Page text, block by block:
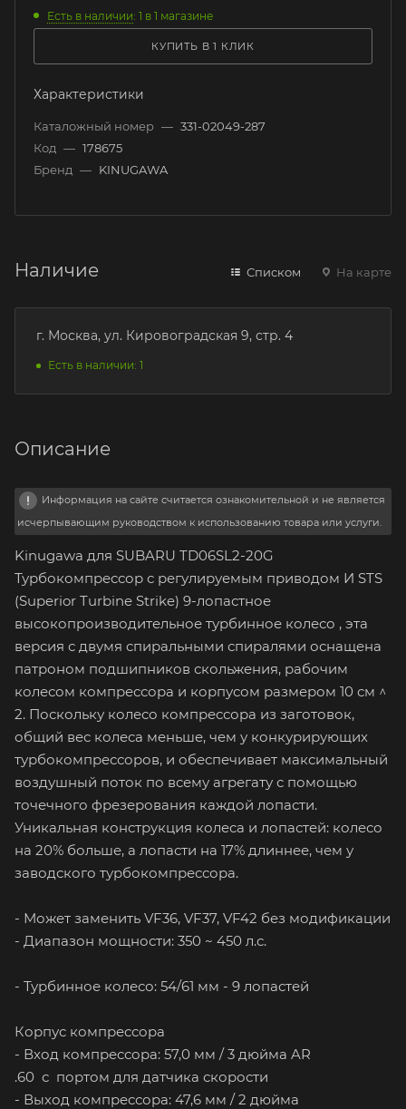
Есть в наличии: 1 в 1 магазине
КУПИТЬ В 1 КЛИК
Характеристики
Каталожный номер — 331-02049-287
Код — 178675
Бренд — KINUGAWA
Наличие Списком На карте
г. Москва, ул. Кировоградская 9, стр. 4
Есть в наличии: 1
Описание
Информация на сайте считается ознакомительной и не является
исчерпывающим руководством к использованию товара или услуги.
Kinugawa для SUBARU TD06SL2-20G
Турбокомпрессор с регулируемым приводом И STS
(Superior Turbine Strike) 9-лопастное
высокопроизводительное турбинное колесо , эта
версия с двумя спиральными спиралями оснащена
патроном подшипников скольжения, рабочим
колесом компрессора и корпусом размером 10 см ^
2. Поскольку колесо компрессора из заготовок,
общий вес колеса меньше, чем у конкурирующих
турбокомпрессоров, и обеспечивает максимальный
воздушный поток по всему агрегату с помощью
точечного фрезерования каждой лопасти.
Уникальная конструкция колеса и лопастей: колесо
на 20% больше, а лопасти на 17% длиннее, чем у
заводского турбокомпрессора.
- Может заменить VF36, VF37, VF42 без модификации
- Диапазон мощности: 350 ~ 450 л.с.
- Турбинное колесо: 54/61 мм - 9 лопастей
Корпус компрессора
- Вход компрессора: 57,0 мм / 3 дюйма AR
.60 с портом для датчика скорости
- Выход компрессора: 47,6 мм / 2 дюйма